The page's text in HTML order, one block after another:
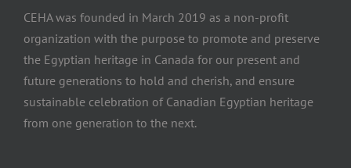
CEHA was founded in March 2019 as a non-profit
organization with the purpose to promote and preserve
the Egyptian heritage in Canada for our present and
future generations to hold and cherish, and ensure
sustainable celebration of Canadian Egyptian heritage
from one generation to the next.